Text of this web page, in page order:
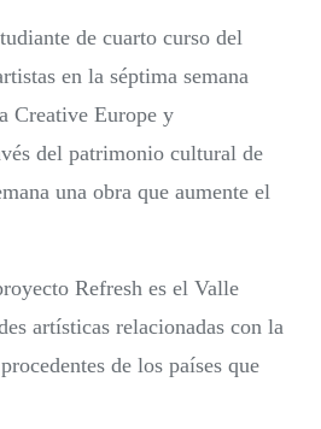
de cuarto curso del
en la séptima semana
Creative Europe y
del patrimonio cultural de
una obra que aumente el
Refresh es el Valle
artísticas relacionadas con la
de los países que